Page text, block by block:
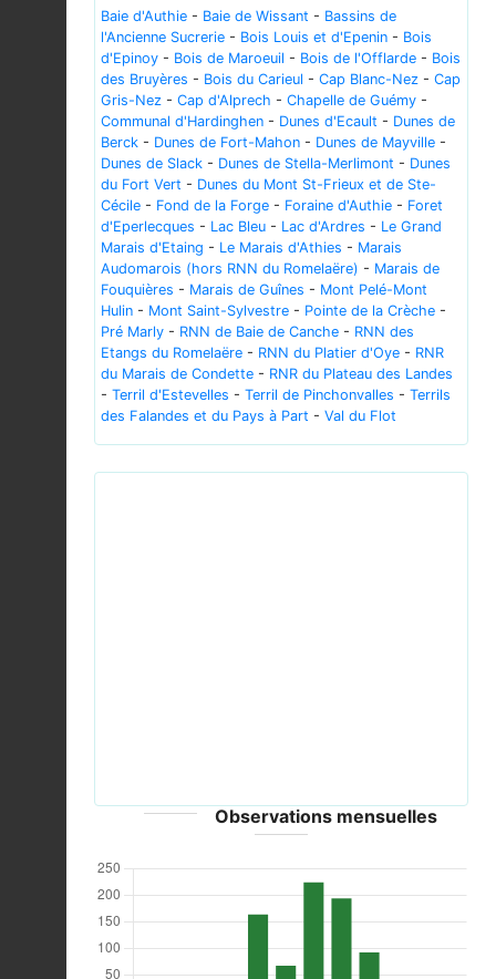
Baie d'Authie - Baie de Wissant - Bassins de
l'Ancienne Sucrerie - Bois Louis et d'Epenin - Bois
d'Epinoy - Bois de Maroeuil - Bois de l'Offlarde - Bois
des Bruyères - Bois du Carieul - Cap Blanc-Nez - Cap
Gris-Nez - Cap d'Alprech - Chapelle de Guémy -
Communal d'Hardinghen - Dunes d'Ecault - Dunes de
Berck - Dunes de Fort-Mahon - Dunes de Mayville -
Dunes de Slack - Dunes de Stella-Merlimont - Dunes
du Fort Vert - Dunes du Mont St-Frieux et de Ste-
Cécile - Fond de la Forge - Foraine d'Authie - Foret
d'Eperlecques - Lac Bleu - Lac d'Ardres - Le Grand
Marais d'Etaing - Le Marais d'Athies - Marais
Audomarois (hors RNN du Romelaëre) - Marais de
Fouquières - Marais de Guînes - Mont Pelé-Mont
Hulin - Mont Saint-Sylvestre - Pointe de la Crèche -
Pré Marly - RNN de Baie de Canche - RNN des
Etangs du Romelaëre - RNN du Platier d'Oye - RNR
du Marais de Condette - RNR du Plateau des Landes
- Terril d'Estevelles - Terril de Pinchonvalles - Terrils
des Falandes et du Pays à Part - Val du Flot
Observations mensuelles